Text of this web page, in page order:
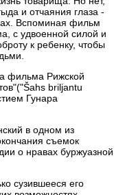
и отчаяния глаза -
Вспоминая фильм
с удвоенной силой и
к ребенку, чтобы
фильма Рижской
briljantu
Гунара
в одном из
съемок
о нравах буржуазной
сузившееся его